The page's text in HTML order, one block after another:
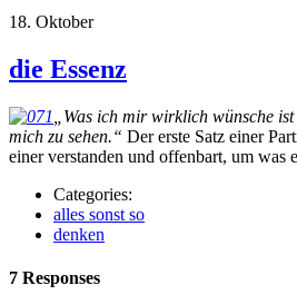
18. Oktober
die Essenz
„Was ich mir wirklich wünsche
mich zu sehen.“ Der erste Satz einer
einer verstanden und offenbart, um was
Categories:
alles sonst so
denken
7 Responses